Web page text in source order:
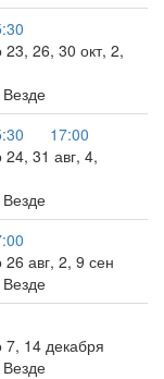
23, 26, 30 окт, 2,
17:00
24, 31 авг, 4,
26 авг, 2, 9 сен
7, 14 декабря